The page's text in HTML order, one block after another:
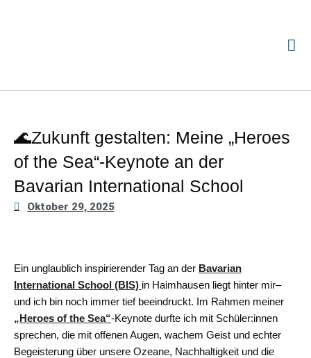
🌊Zukunft gestalten: Meine „Heroes
of the Sea“-Keynote an der
Bavarian International School
Oktober 29, 2025
Ein unglaublich inspirierender Tag an der Bavarian
International School (BIS) in Haimhausen liegt hinter mir–
und ich bin noch immer tief beeindruckt. Im Rahmen meiner
„Heroes of the Sea“-Keynote durfte ich mit Schüler:innen
sprechen, die mit offenen Augen, wachem Geist und echter
Begeisterung über unsere Ozeane, Nachhaltigkeit und die